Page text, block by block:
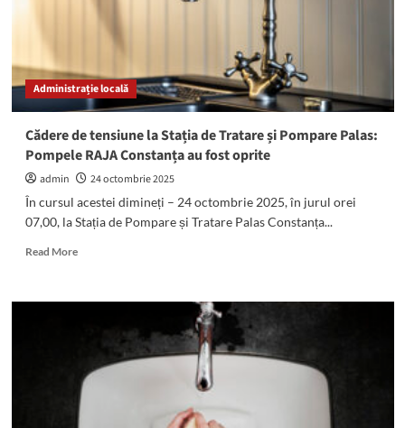
Administrație locală
Cădere de tensiune la Stația de Tratare și Pompare Palas:
Pompele RAJA Constanța au fost oprite
admin
24 octombrie 2025
În cursul acestei dimineți – 24 octombrie 2025, în jurul orei
07,00, la Stația de Pompare și Tratare Palas Constanța...
Read MoreRead
Cădere
Stația
de
Tratare
și